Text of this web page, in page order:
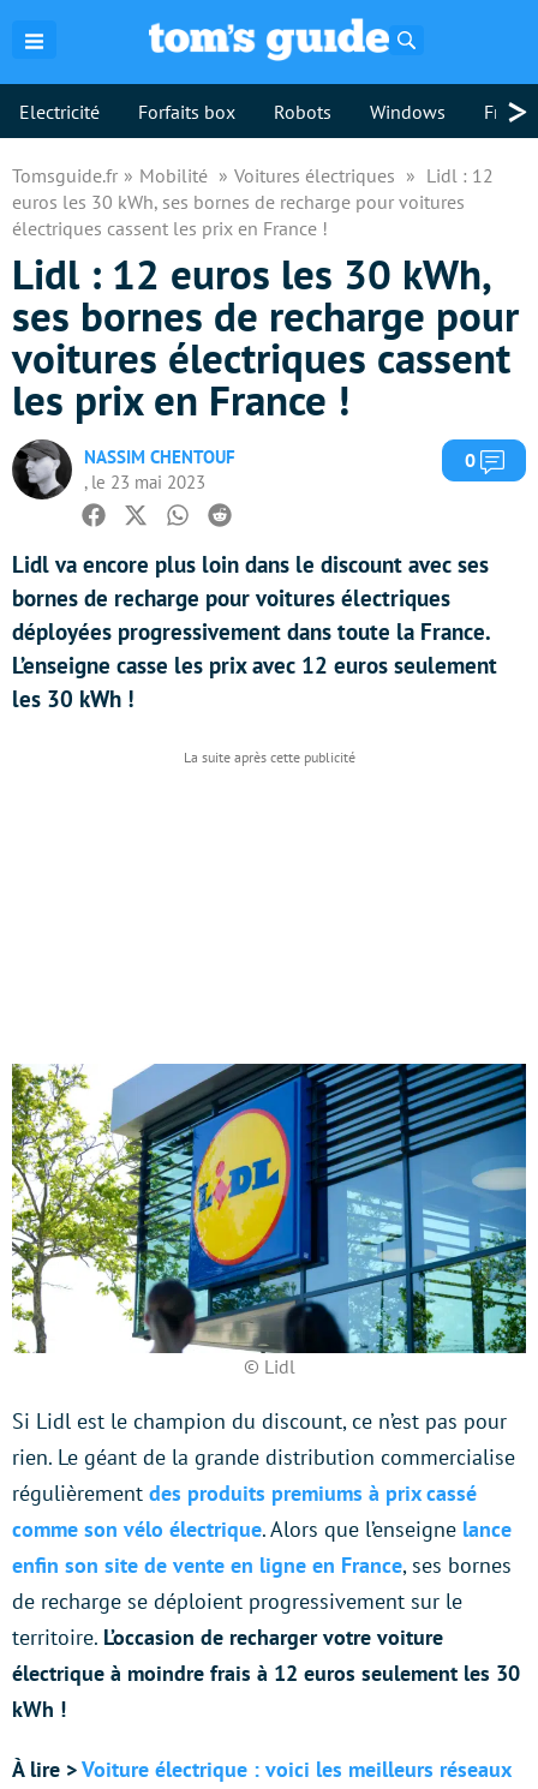
Electricité Forfaits box Robots Windows >
Tomsguide.fr Mobilité Voitures électriques
Lidl : 12
euros les 30 kWh, ses bornes de recharge pour voitures
électriques cassent les prix en France !
Lidl : 12 euros les 30 kWh,
ses bornes de recharge pour
voitures électriques cassent
les prix en France !
NASSIM CHENTOUF
, le 23 mai 2023
0
Facebook
TwitterWhatsapp
Reddit
Lidl va encore plus loin dans le discount avec ses
bornes de recharge pour voitures électriques
déployées progressivement dans toute la France.
L’enseigne casse les prix avec 12 euros seulement
les 30 kWh !
© Lidl
Si Lidl est le champion du discount, ce n’est pas pour
rien. Le géant de la grande distribution commercialise
régulièrement des produits premiums à prix cassé
comme son vélo électrique. Alors que l’enseigne lance
enfin son site de vente en ligne en France, ses bornes
de recharge se déploient progressivement sur le
territoire. L’occasion de recharger votre voiture
électrique à moindre frais à 12 euros seulement les 30
kWh !
À lire >Voiture électrique : voici les meilleurs réseaux